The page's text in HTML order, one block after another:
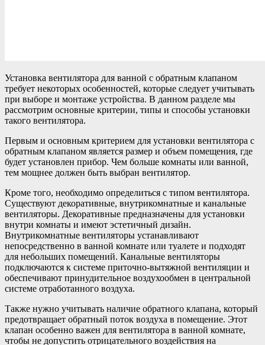
Установка вентилятора для ванной с обратным клапаном
требует некоторых особенностей, которые следует учитывать
при выборе и монтаже устройства. В данном разделе мы
рассмотрим основные критерии, типы и способы установки
такого вентилятора.
Первым и основным критерием для установки вентилятора с
обратным клапаном является размер и объем помещения, где
будет установлен прибор. Чем больше комнаты или ванной,
тем мощнее должен быть выбран вентилятор.
Кроме того, необходимо определиться с типом вентилятора.
Существуют декоративные, внутрикомнатные и канальные
вентиляторы. Декоративные предназначены для установки
внутри комнаты и имеют эстетичный дизайн.
Внутрикомнатные вентиляторы устанавливают
непосредственно в ванной комнате или туалете и подходят
для небольших помещений. Канальные вентиляторы
подключаются к системе приточно-вытяжной вентиляции и
обеспечивают принудительное воздухообмен в центральной
системе отработанного воздуха.
Также нужно учитывать наличие обратного клапана, который
предотвращает обратный поток воздуха в помещение. Этот
клапан особенно важен для вентилятора в ванной комнате,
чтобы не допустить отрицательного воздействия на